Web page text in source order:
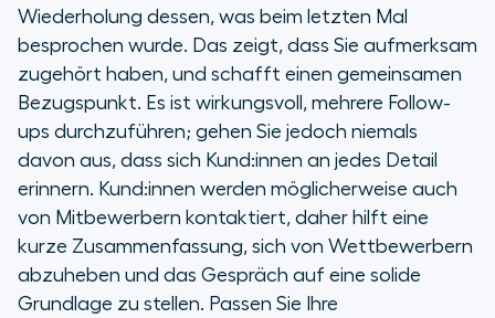
Wiederholung dessen, was beim letzten Mal
besprochen wurde. Das zeigt, dass Sie aufmerksam
zugehört haben, und schafft einen gemeinsamen
Bezugspunkt. Es ist wirkungsvoll, mehrere Follow-
ups durchzuführen; gehen Sie jedoch niemals
davon aus, dass sich Kund:innen an jedes Detail
erinnern. Kund:innen werden möglicherweise auch
von Mitbewerbern kontaktiert, daher hilft eine
kurze Zusammenfassung, sich von Wettbewerbern
abzuheben und das Gespräch auf eine solide
Grundlage zu stellen. Passen Sie Ihre